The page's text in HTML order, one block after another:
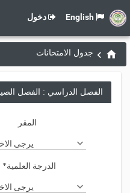
دخول
جدول الامتحانات
الفصل الدراسي : الفصل الصيفي
المقر
يرجى
الدرجة العلمية*
يرجى